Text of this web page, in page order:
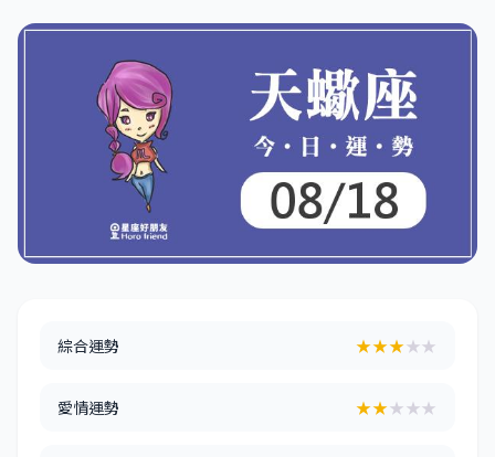
綜合運勢 ★★★★★
愛情運勢 ★★★★★